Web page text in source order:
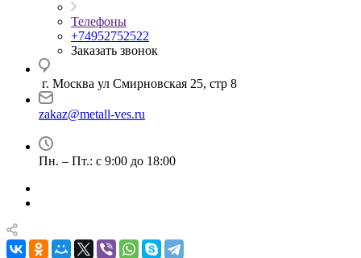
Телефоны
+74952752522
Заказать звонок
г. Москва ул Смирновская 25, стр 8
zakaz@metall-ves.ru
Пн. – Пт.: с 9:00 до 18:00